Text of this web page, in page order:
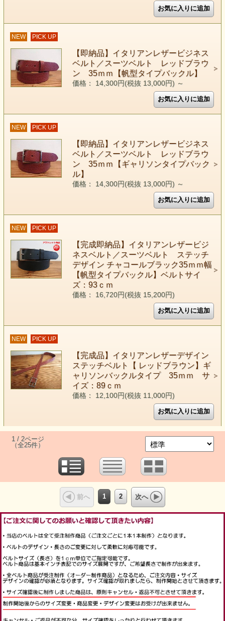
NEW PICK UP
【即納品】イタリアンレザービジネス
ベルト／スーツベルト レッドブラウ
ン 35ｍｍ【帆型タイプバックル】
価格： 14,300円(税抜 13,000円) ～
NEW PICK UP
【即納品】イタリアンレザービジネス
ベルト／スーツベルト レッドブラウ
ン 35ｍｍ【ギャリソンタイプバック
ル】
価格： 14,300円(税抜 13,000円) ～
NEW PICK UP
【完成即納品】イタリアンレザービジ
ネスベルト／スーツベルト ステッチ
デザイン チャコールブラック35ｍｍ幅
【帆型タイプバックル】ベルトサイ
ズ：93ｃｍ
価格： 16,720円(税抜 15,200円)
NEW PICK UP
【完成品】イタリアンレザーデザイン
ステッチベルト【 レッドブラウン】ギ
ャリソンバックルタイプ 35ｍｍ サ
イズ：89ｃｍ
価格： 12,100円(税抜 11,000円)
1 / 2ページ
（全25件）
前へ 1 2 次へ